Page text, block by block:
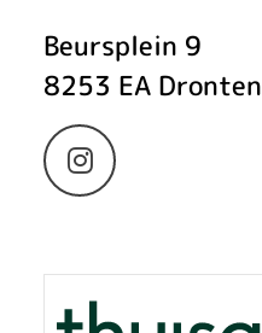
Beursplein 9
8253 EA Dronten
Bezoek
Instagram
pagina